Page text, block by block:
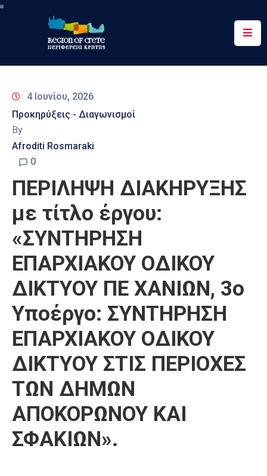
Περιφέρεια
&
Δράσεις
Ψηφιακές
Επικοινωνία
4 Ιουνίου, 2026
Προκηρύξεις - Διαγωνισμοί
By
Afroditi Rosmaraki
0
ΠΕΡΙΛΗΨΗ ΔΙΑΚΗΡΥΞΗΣ
με τίτλο έργου:
«ΣΥΝΤΗΡΗΣΗ
ΕΠΑΡΧΙΑΚΟΥ ΟΔΙΚΟΥ
ΔΙΚΤΥΟΥ ΠΕ ΧΑΝΙΩΝ, 3ο
Υποέργο: ΣΥΝΤΗΡΗΣΗ
ΕΠΑΡΧΙΑΚΟΥ ΟΔΙΚΟΥ
ΔΙΚΤΥΟΥ ΣΤΙΣ ΠΕΡΙΟΧΕΣ
ΤΩΝ ΔΗΜΩΝ
ΑΠΟΚΟΡΩΝΟΥ ΚΑΙ
ΣΦΑΚΙΩΝ».